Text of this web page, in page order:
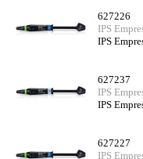
627226
IPS
IPS
627237
IPS
IPS
627227
IPS